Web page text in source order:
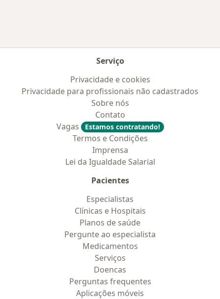
Serviço
Privacidade e cookies
Privacidade para profissionais não cadastrados
Sobre nós
Contato
Vagas
Estamos contratando!
Termos e Condições
Imprensa
Lei da Igualdade Salarial
Pacientes
Especialistas
Clínicas e Hospitais
Planos de saúde
Pergunte ao especialista
Medicamentos
Serviços
Doencas
Perguntas frequentes
Aplicações móveis